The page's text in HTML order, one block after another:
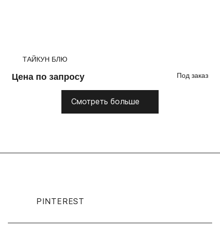
ТАЙКУН БЛЮ
Цена по запросу Под заказ
Смотреть больше
PINTEREST